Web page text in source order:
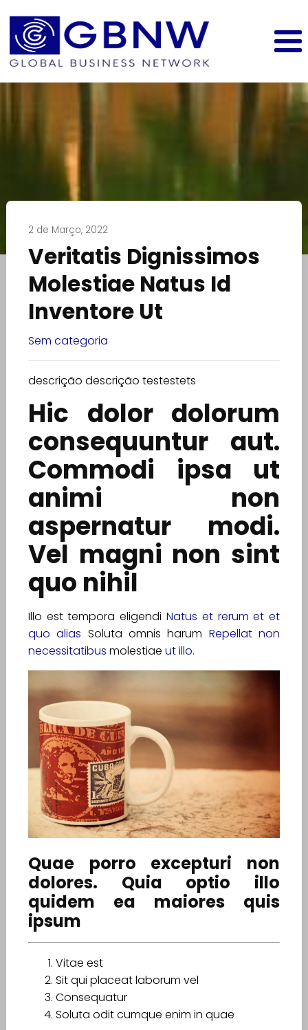
2 de Março, 2022
Veritatis Dignissimos
Molestiae Natus Id
Inventore Ut
Sem categoria
descrição descrição testestets
Hic dolor dolorum
consequuntur aut.
Commodi ipsa ut
animi non
aspernatur modi.
Vel magni non sint
quo nihil
Illo est tempora eligendi Natus et rerum et et
quo alias Soluta omnis harum Repellat non
necessitatibus molestiae ut illo.
Quae porro excepturi non
dolores. Quia optio illo
quidem ea maiores quis
ipsum
Vitae est
Sit qui placeat laborum vel
Consequatur
Soluta odit cumque enim in quae